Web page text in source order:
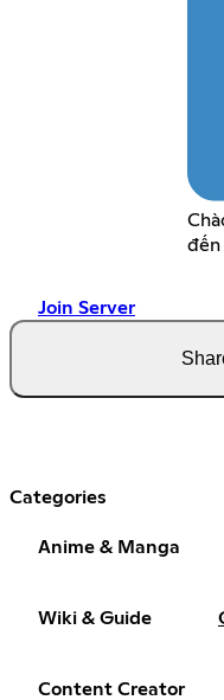
đến
Join Server
Categories
Anime & Manga
Wiki & Guide
Content Creator